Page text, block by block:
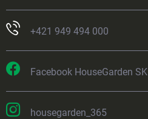
+421 949 494 000
Facebook HouseGarden SK
housegarden_365